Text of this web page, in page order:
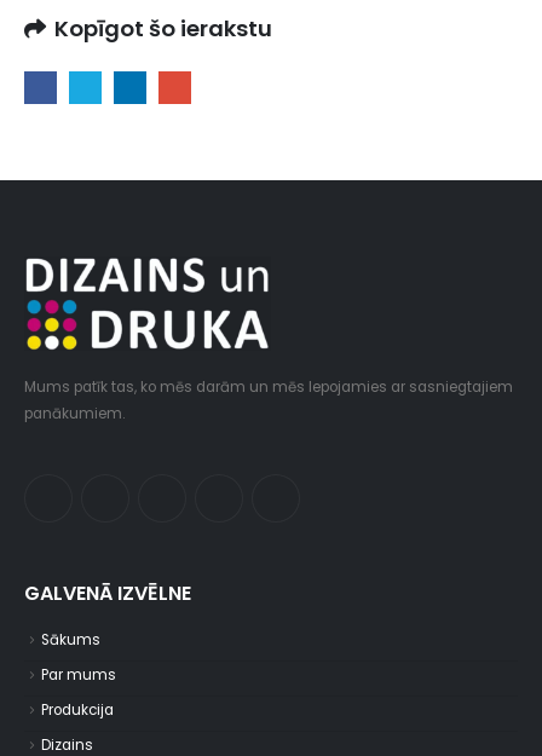
Kopīgot šo ierakstu
Mums patīk tas, ko mēs darām un mēs lepojamies ar sasniegtajiem
panākumiem.
GALVENĀ IZVĒLNE
Sākums
Par mums
Produkcija
Dizains